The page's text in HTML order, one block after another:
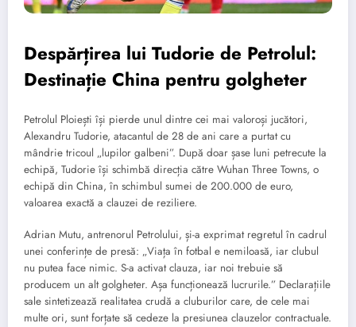
Despărțirea lui Tudorie de Petrolul:
Destinație China pentru golgheter
Petrolul Ploiești își pierde unul dintre cei mai valoroși jucători,
Alexandru Tudorie, atacantul de 28 de ani care a purtat cu
mândrie tricoul „lupilor galbeni”. După doar șase luni petrecute la
echipă, Tudorie își schimbă direcția către Wuhan Three Towns, o
echipă din China, în schimbul sumei de 200.000 de euro,
valoarea exactă a clauzei de reziliere.
Adrian Mutu, antrenorul Petrolului, și-a exprimat regretul în cadrul
unei conferințe de presă: „Viața în fotbal e nemiloasă, iar clubul
nu putea face nimic. S-a activat clauza, iar noi trebuie să
producem un alt golgheter. Așa funcționează lucrurile.” Declarațiile
sale sintetizează realitatea crudă a cluburilor care, de cele mai
multe ori, sunt forțate să cedeze la presiunea clauzelor contractuale.